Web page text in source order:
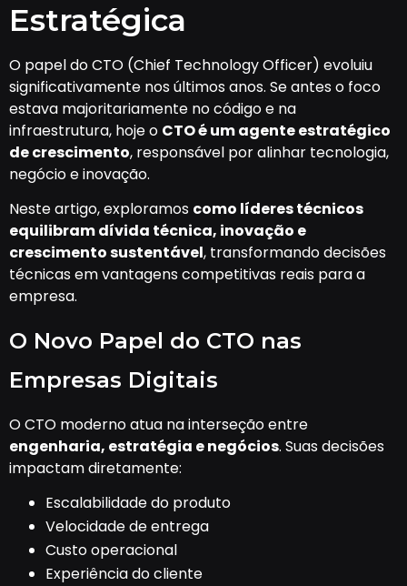
Estratégica
O papel do CTO (Chief Technology Officer) evoluiu
significativamente nos últimos anos. Se antes o foco
estava majoritariamente no código e na
infraestrutura, hoje o CTO é um agente estratégico
de crescimento, responsável por alinhar tecnologia,
negócio e inovação.
Neste artigo, exploramos como líderes técnicos
equilibram dívida técnica, inovação e
crescimento sustentável, transformando decisões
técnicas em vantagens competitivas reais para a
empresa.
O Novo Papel do CTO nas
Empresas Digitais
O CTO moderno atua na interseção entre
engenharia, estratégia e negócios. Suas decisões
impactam diretamente:
Escalabilidade do produto
Velocidade de entrega
Custo operacional
Experiência do cliente